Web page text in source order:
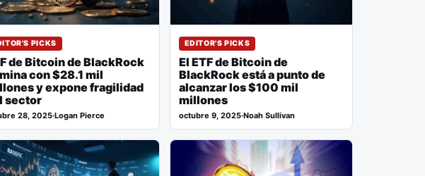
PICKS
de Bitcoin de BlackRock
con $28.1 mil
y expone fragilidad
sector
28, 2025·Logan Pierce
EDITOR'S PICKS
El ETF de Bitcoin de
BlackRock está a punto de
alcanzar los $100 mil
millones
octubre 9, 2025·Noah Sullivan